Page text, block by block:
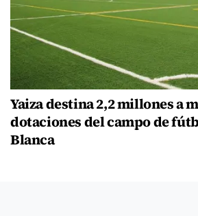
Yaiza destina 2,2 millones a
dotaciones del campo de
Blanca